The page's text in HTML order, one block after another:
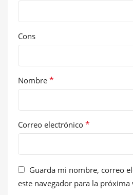
Cons
Nombre *
Correo electrónico *
Guarda mi nombre, correo
este navegador para la próxima